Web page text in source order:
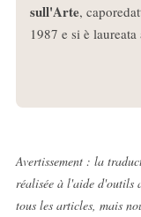
sull'Arte,
1987 e si è
Avertissement : la
réalisée à l'aide d'outils
tous les articles, mais